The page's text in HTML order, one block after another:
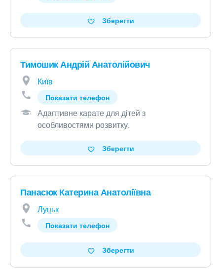
Зберегти
Тимошик Андрій Анатолійович
Київ
Показати телефон
Адаптивне карате для дітей з
особливостями розвитку.
Зберегти
Панасюк Катерина Анатоліївна
Луцьк
Показати телефон
Зберегти